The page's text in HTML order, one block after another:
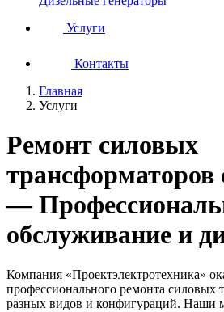
Услуги
Контакты
Главная
Услуги
Ремонт силовых
трансформаторов
—
обслуживание и
Компания «Проектэлектротехника»
профессионального ремонта силовых
разных видов и конфигураций. Наши